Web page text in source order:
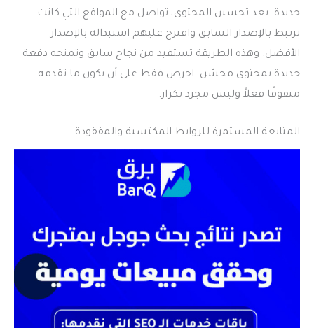
جديدة. بعد تحسين المحتوى، تواصل مع المواقع التي كانت
ترتبط بالإصدار السابق واقترح عليهم استبداله بالإصدار
الأفضل. وهذه الطريقة تستفيد من نجاح سابق وتمنحه دفعة
جديدة بمحتوى محسّن. احرص فقط على أن يكون ما تقدمه
متفوقًا فعلاً وليس مجرد تكرار.
المتابعة المستمرة للروابط المكتسبة والمفقودة